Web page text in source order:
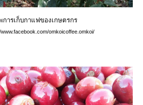
การเก็บกาแฟของเกษตรกร
omkoicoffee.omkoi/